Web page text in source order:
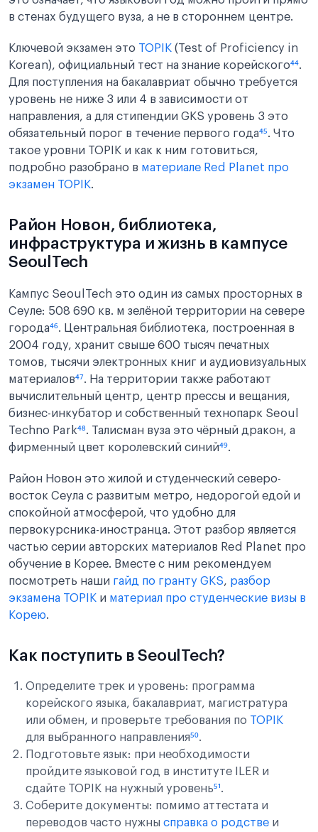
в стенах будущего вуза, а не в стороннем центре.
Ключевой экзамен это TOPIK (Test of Proficiency in
Korean), официальный тест на знание корейского⁴⁴.
Для поступления на бакалавриат обычно требуется
уровень не ниже 3 или 4 в зависимости от
направления, а для стипендии GKS уровень 3 это
обязательный порог в течение первого года⁴⁵. Что
такое уровни TOPIK и как к ним готовиться,
подробно разобрано в материале Red Planet про
экзамен TOPIK.
Район Новон, библиотека,
инфраструктура и жизнь в кампусе
SeoulTech
Кампус SeoulTech это один из самых просторных в
Сеуле: 508 690 кв. м зелёной территории на севере
города⁴⁶. Центральная библиотека, построенная в
2004 году, хранит свыше 600 тысяч печатных
томов, тысячи электронных книг и аудиовизуальных
материалов⁴⁷. На территории также работают
вычислительный центр, центр прессы и вещания,
бизнес-инкубатор и собственный технопарк Seoul
Techno Park⁴⁸. Талисман вуза это чёрный дракон, а
фирменный цвет королевский синий⁴⁹.
Район Новон это жилой и студенческий северо-
восток Сеула с развитым метро, недорогой едой и
спокойной атмосферой, что удобно для
первокурсника-иностранца. Этот разбор является
частью серии авторских материалов Red Planet про
обучение в Корее. Вместе с ним рекомендуем
посмотреть наши гайд по гранту GKS, разбор
экзамена TOPIK и материал про студенческие визы в
Корею.
Как поступить в SeoulTech?
Определите трек и уровень: программа
корейского языка, бакалавриат, магистратура
или обмен, и проверьте требования по TOPIK
для выбранного направления⁵⁰.
Подготовьте язык: при необходимости
пройдите языковой год в институте ILER и
сдайте TOPIK на нужный уровень⁵¹.
Соберите документы: помимо аттестата и
переводов часто нужны справка о родстве и